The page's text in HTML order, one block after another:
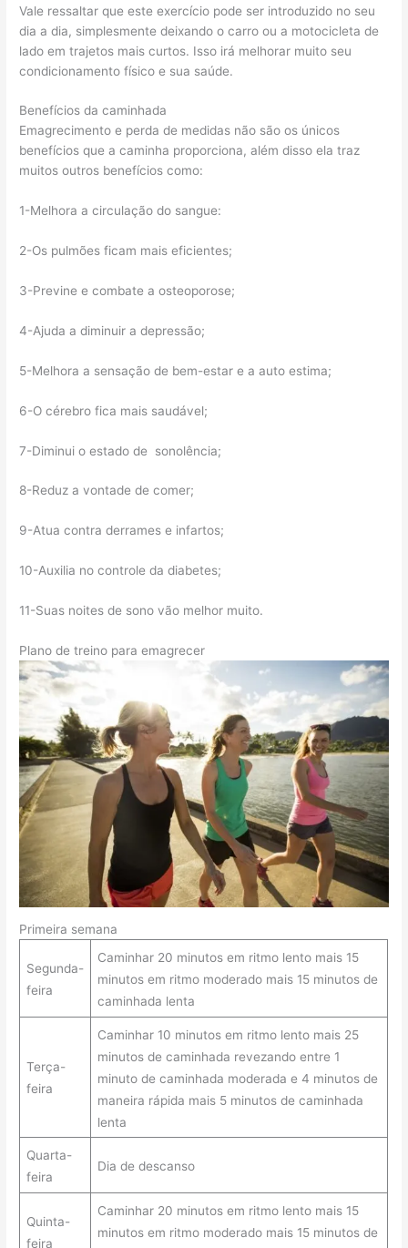
Vale ressaltar que este exercício pode ser introduzido no seu
dia a dia, simplesmente deixando o carro ou a motocicleta de
lado em trajetos mais curtos. Isso irá melhorar muito seu
condicionamento físico e sua saúde.
Benefícios da caminhada
Emagrecimento e perda de medidas não são os únicos
benefícios que a caminha proporciona, além disso ela traz
muitos outros benefícios como:
1-Melhora a circulação do sangue:
2-Os pulmões ficam mais eficientes;
3-Previne e combate a osteoporose;
4-Ajuda a diminuir a depressão;
5-Melhora a sensação de bem-estar e a auto estima;
6-O cérebro fica mais saudável;
7-Diminui o estado de sonolência;
8-Reduz a vontade de comer;
9-Atua contra derrames e infartos;
10-Auxilia no controle da diabetes;
11-Suas noites de sono vão melhor muito.
Plano de treino para emagrecer
Primeira semana
Segunda-
feira
Caminhar 20 minutos em ritmo lento mais 15
minutos em ritmo moderado mais 15 minutos de
caminhada lenta
Terça-
feira
Caminhar 10 minutos em ritmo lento mais 25
minutos de caminhada revezando entre 1
minuto de caminhada moderada e 4 minutos de
maneira rápida mais 5 minutos de caminhada
lenta
Quarta-
feira
Dia de descanso
Quinta-
feira
Caminhar 20 minutos em ritmo lento mais 15
minutos em ritmo moderado mais 15 minutos de